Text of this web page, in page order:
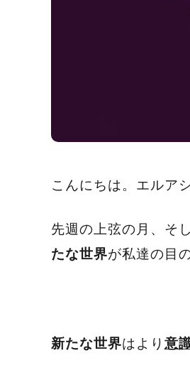
こんにちは。エルア
先週の上弦の月、そ
たな世界が私達の目
新たな世界はより意